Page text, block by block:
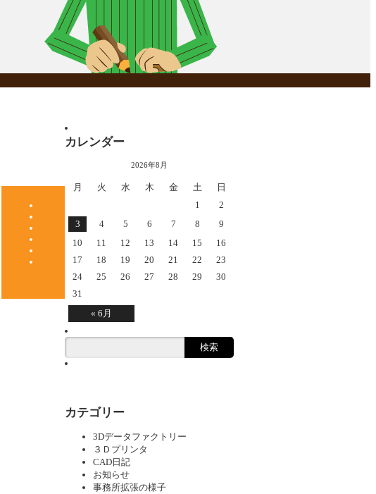
カレンダー
2026年8月
月 火 水 木 金 土 日
« 6月
1
2
3
4 5 6 7 8
9
10
11 12 13 14 15
16
17
18 19 20 21 22
23
24
25 26 27 28 29
30
31
カテゴリー
3Dデータファクトリー
３Ｄプリンタ
CAD日記
お知らせ
事務所拡張の様子